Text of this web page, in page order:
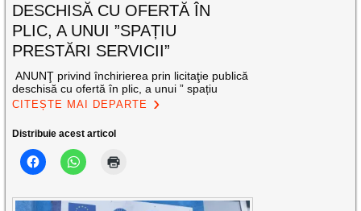
DESCHISĂ CU OFERTĂ ÎN
PLIC, A UNUI ”SPAȚIU
PRESTĂRI SERVICII”
ANUNŢ privind închirierea prin licitaţie publică
deschisă cu ofertă în plic, a unui ” spațiu
CITEȘTE MAI DEPARTE
Distribuie acest articol